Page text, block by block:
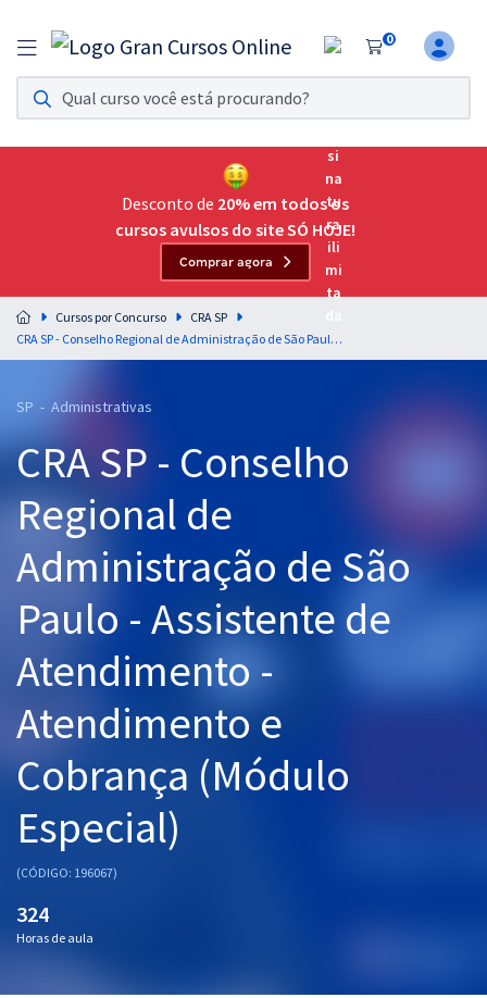
0
Assinatura Ilimitada 11
Acesso a todos os cursos. Teste grátis por 7 dias!
Assinatura OAB Até Passar
Acesso ilimitado a toda preparação para o Exame da
Residências Multiprofissionais
Preparação completa e intensiva para as principais
residências em saúde do Brasil
Cursos 20% OFF
Pós
Graduação
OAB
Questões grátis
Aprovados
Desconto de 20% em todos os
cursos avulsos do site SÓ HOJE!
Comprar agora
Cursos por Concurso
CRA SP
CRA SP - Conselho Regional de Administração de São Paulo - Assistente de Atendimento - Atendimento e Cobrança (Módulo Especial)
SP - Administrativas
CRA SP - Conselho
Regional de
Administração de São
Paulo - Assistente de
Atendimento -
Atendimento e
Cobrança (Módulo
Especial)
(CÓDIGO: 196067)
324
Horas de aula